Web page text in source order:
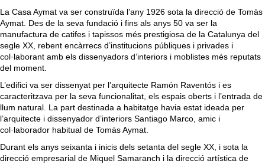
La Casa Aymat va ser construïda l’any 1926 sota la direcció de Tomàs
Aymat. Des de la seva fundació i fins als anys 50 va ser la
manufactura de catifes i tapissos més prestigiosa de la Catalunya del
segle XX, rebent encàrrecs d’institucions públiques i privades i
col·laborant amb els dissenyadors d’interiors i moblistes més reputats
del moment.
L’edifici va ser dissenyat per l’arquitecte Ramón Raventós i es
caracteritzava per la seva funcionalitat, els espais oberts i l’entrada de
llum natural. La part destinada a habitatge havia estat ideada per
l’arquitecte i dissenyador d’interiors Santiago Marco, amic i
col·laborador habitual de Tomàs Aymat.
Durant els anys seixanta i inicis dels setanta del segle XX, i sota la
direcció empresarial de Miquel Samaranch i la direcció artística de